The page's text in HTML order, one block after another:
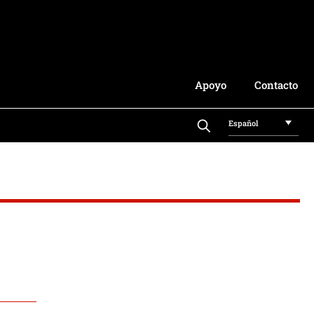
Apoyo Contacto
Español